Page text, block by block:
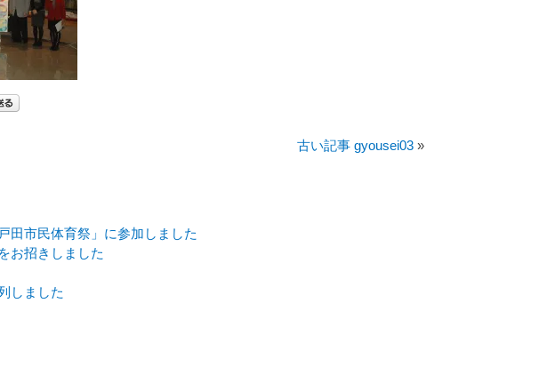
古い記事 gyousei03 »
田市民体育祭」に参加しました
お招きしました
しました